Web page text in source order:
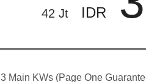
42 Jt IDR
3 Main KWs (Page One